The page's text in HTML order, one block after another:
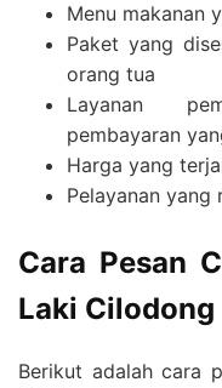
Menu makanan
Paket yang
orang tua
Layanan
pembayaran
Harga yang
Pelayanan yang
Cara Pesan
Laki Cilodong
Berikut adalah cara